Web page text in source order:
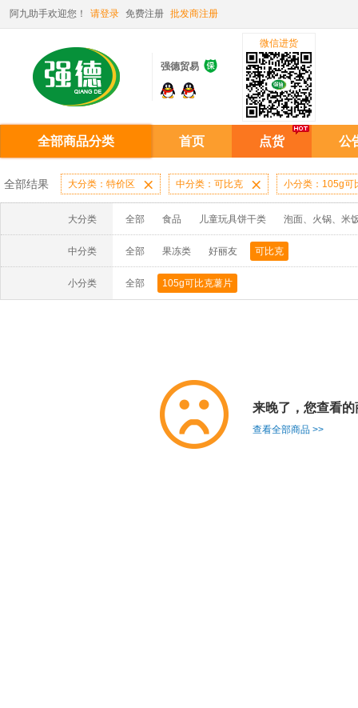
阿九助手欢迎您！ 请登录 免费注册 批发商注册
强德贸易 
微信进货
全部商品分类 首页 点货 公
全部结果 大分类：特价区  中分类：可比克  小分类：105g可
大分类 全部 食品 儿童玩具饼干类 泡面、火锅、米
中分类 全部 果冻类 好丽友 可比克
小分类 全部 105g可比克薯片
来晚了，您查看
查看全部商品 >>